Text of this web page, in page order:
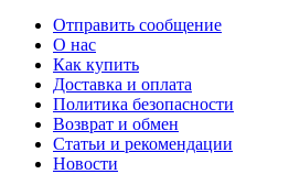
Отправить сообщение
О нас
Как купить
Доставка и оплата
Политика безопасности
Возврат и обмен
Статьи и рекомендации
Новости